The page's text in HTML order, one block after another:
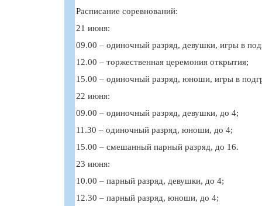
Расписание соревнований:
21 июня:
09.00 – одиночный разряд, девушки, игры в
12.00 – торжественная церемония открытия;
15.00 – одиночный разряд, юноши, игры в
22 июня:
09.00 – одиночный разряд, девушки, до 4;
11.30 – одиночный разряд, юноши, до 4;
15.00 – смешанный парный разряд, до 16.
23 июня:
10.00 – парный разряд, девушки, до 4;
12.30 – парный разряд, юноши, до 4;